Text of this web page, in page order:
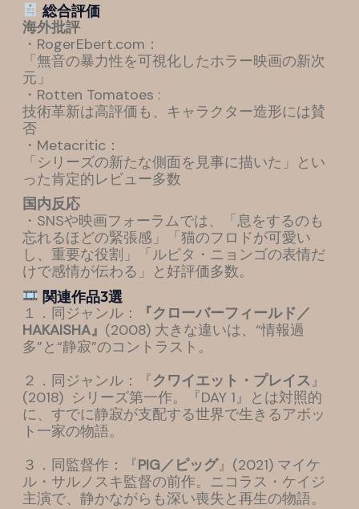
総合評価
海外批評
・RogerEbert.com：
「無音の暴力性を可視化したホラー映画の新次
元」
・Rotten Tomatoes :
技術革新は高評価も、キャラクター造形には賛
否
・Metacritic：
「シリーズの新たな側面を見事に描いた」とい
った肯定的レビュー多数
国内反応
・SNSや映画フォーラムでは、「息をするのも
忘れるほどの緊張感」「猫のフロドが可愛い
し、重要な役割」「ルピタ・ニョンゴの表情だ
けで感情が伝わる」と好評価多数。
関連作品3選
１．同ジャンル：
『クローバーフィールド／
HAKAISHA』 (2008) 大きな違いは、“情報過
多”と“静寂”のコントラスト。
２．同ジャンル：『クワイエット・プレイス』
(2018) シリーズ第一作。『DAY 1』とは対照的
に、すでに静寂が支配する世界で生きるアボッ
ト一家の物語。
３．同監督作：『PIG／ピッグ』(2021) マイケ
ル・サルノスキ監督の前作。ニコラス・ケイジ
主演で、静かながらも深い喪失と再生の物語。